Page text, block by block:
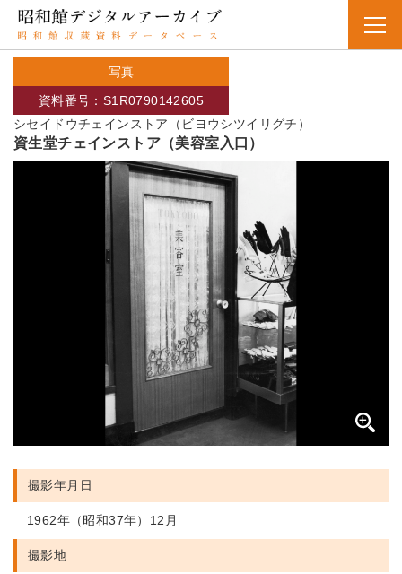
写真
シセイドウチェインストア（ビヨウシツイリグチ）
資料番号：S1R0790142605
資生堂チェインストア（美容室入口）
撮影年月日
1962年（昭和37年）12月
撮影地